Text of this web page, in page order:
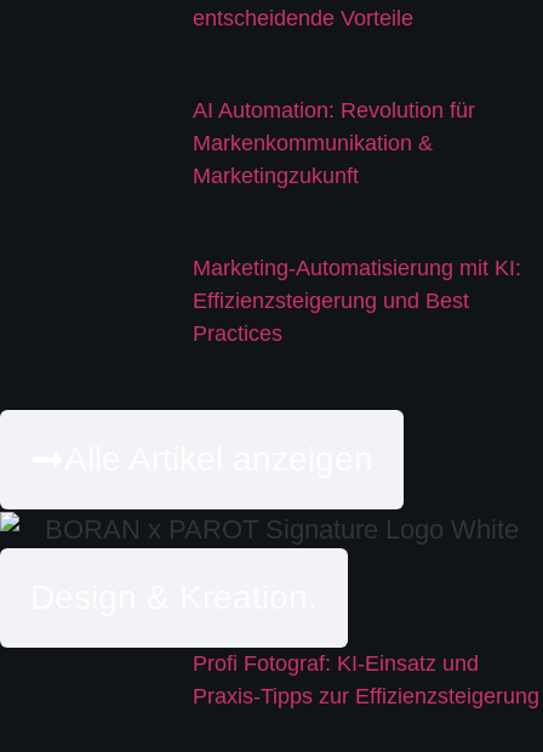
entscheidende Vorteile
AI Automation: Revolution für
Markenkommunikation &
Marketingzukunft
Marketing-Automatisierung mit KI:
Effizienzsteigerung und Best
Practices
Profi Fotograf: KI-Einsatz und
Praxis-Tipps zur Effizienzsteigerung